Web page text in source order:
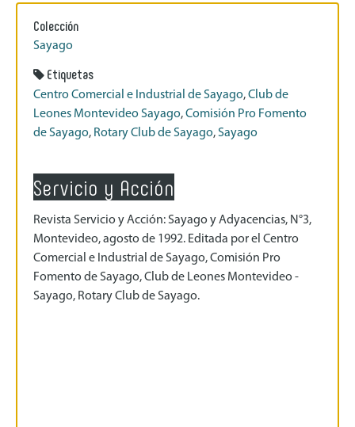
Colección
Sayago
Etiquetas
Centro Comercial e Industrial de Sayago,Club de
Leones Montevideo Sayago,Comisión Pro Fomento
de Sayago, Rotary Club de Sayago,Sayago
Servicio y Acción
Revista Servicio y Acción: Sayago y Adyacencias, N°3,
Montevideo, agosto de 1992. Editada por el Centro
Comercial e Industrial de Sayago, Comisión Pro
Fomento de Sayago, Club de Leones Montevideo -
Sayago, Rotary Club de Sayago.